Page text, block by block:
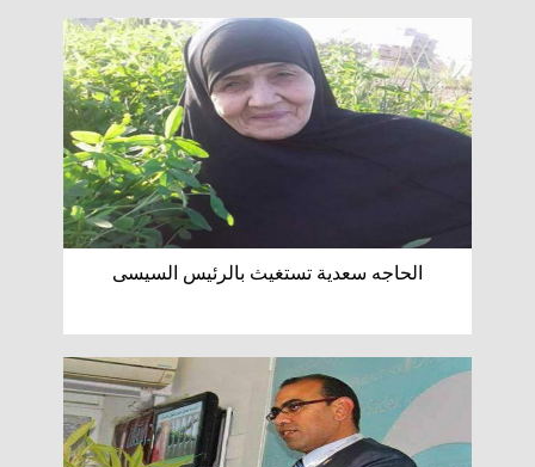
الحاجه سعدية تستغيث بالرئيس السيسى